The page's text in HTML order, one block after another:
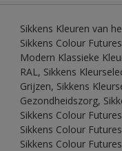
Sikkens Kleuren van
Sikkens Colour
Modern Klassieke
RAL, Sikkens
Grijzen, Sikkens
Gezondheidszorg,
Sikkens Colour
Sikkens Colour
Sikkens Colour